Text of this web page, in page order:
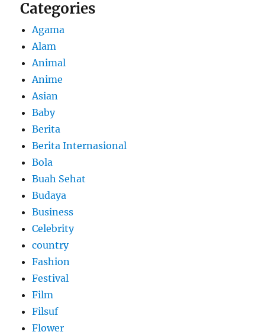
Categories
Agama
Alam
Animal
Anime
Asian
Baby
Berita
Berita Internasional
Bola
Buah Sehat
Budaya
Business
Celebrity
country
Fashion
Festival
Film
Filsuf
Flower